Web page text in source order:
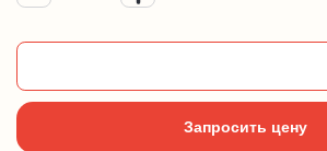
Запросить цену